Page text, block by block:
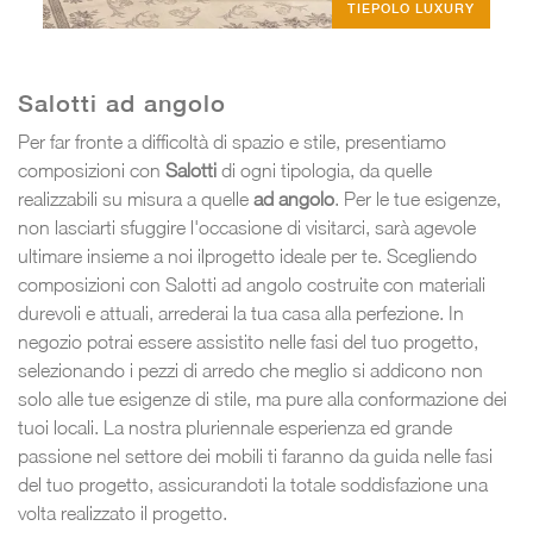
TIEPOLO LUXURY
Salotti ad angolo
Per far fronte a difficoltà di spazio e stile, presentiamo
composizioni con Salotti di ogni tipologia, da quelle
realizzabili su misura a quelle ad angolo. Per le tue esigenze,
non lasciarti sfuggire l'occasione di visitarci, sarà agevole
ultimare insieme a noi ilprogetto ideale per te. Scegliendo
composizioni con Salotti ad angolo costruite con materiali
durevoli e attuali, arrederai la tua casa alla perfezione. In
negozio potrai essere assistito nelle fasi del tuo progetto,
selezionando i pezzi di arredo che meglio si addicono non
solo alle tue esigenze di stile, ma pure alla conformazione dei
tuoi locali. La nostra pluriennale esperienza ed grande
passione nel settore dei mobili ti faranno da guida nelle fasi
del tuo progetto, assicurandoti la totale soddisfazione una
volta realizzato il progetto.